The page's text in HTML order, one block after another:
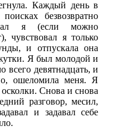
Каждый день в
безвозвратно
я (если можно
чувствовал я только
и отпускала она
Я был молодой и
всего девятнадцать, и
ошеломила меня. Я
Снова и снова
разговор, месил,
и задавал себе